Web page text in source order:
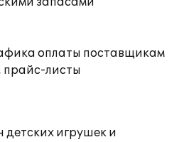
оплаты поставщикам
листы
детских игрушек и